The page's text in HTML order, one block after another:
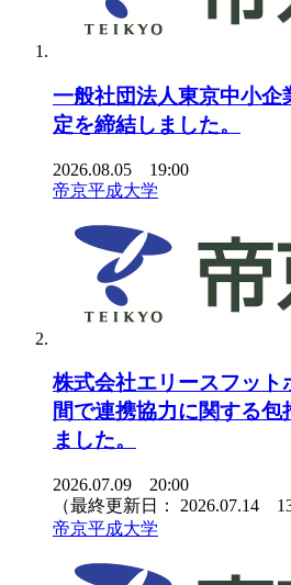
一般社団法人東京中小企
定を締結しました。
2026.08.05 19:00
帝京平成大学
株式会社エリースフット
間で連携協力に関する包
ました。
2026.07.09 20:00
（最終更新日： 2026.07.14
帝京平成大学